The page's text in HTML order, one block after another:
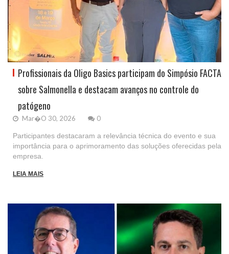
Profissionais da Oligo Basics participam do Simpósio FACTA
sobre Salmonella e destacam avanços no controle do
patógeno
Mar�o 30, 2026 0
Participantes destacaram a relevância técnica do evento e sua
importância para o aprimoramento das soluções oferecidas pela
empresa.
LEIA MAIS